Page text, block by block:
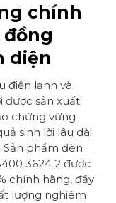
chính
đồng
diện
điện lạnh và
được sản xuất
chứng vững
sinh lời lâu dài
Sản phẩm đèn
3624 2 được
chính hãng, đầy
lượng nghiêm